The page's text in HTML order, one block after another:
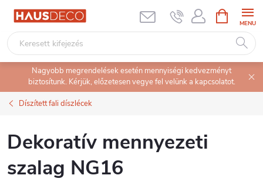
Ugrás
tartalomhoz
KOSÁR
Nagyobb megrendelések esetén mennyiségi kedvezményt
biztosítunk. Kérjük, előzetesen vegye fel velünk a kapcsolatot.
Díszített fali díszlécek
Dekoratív mennyezeti
szalag NG16